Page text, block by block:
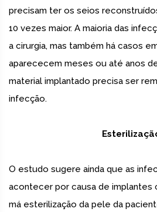
precisam ter os seios
10 vezes maior. A maioria das
a cirurgia, mas também há casos
aparececem meses ou até anos
material implantado precisa ser
infecção.
O estudo sugere ainda que as
acontecer por causa de implantes
má esterilização da pele da